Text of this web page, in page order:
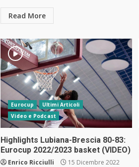
Read More
Eurocup
Ultimi Articoli
Video e Podcast
Highlights Lubiana-Brescia 80-83:
Eurocup 2022/2023 basket (VIDEO)
Enrico Ricciulli 15 Dicembre 2022